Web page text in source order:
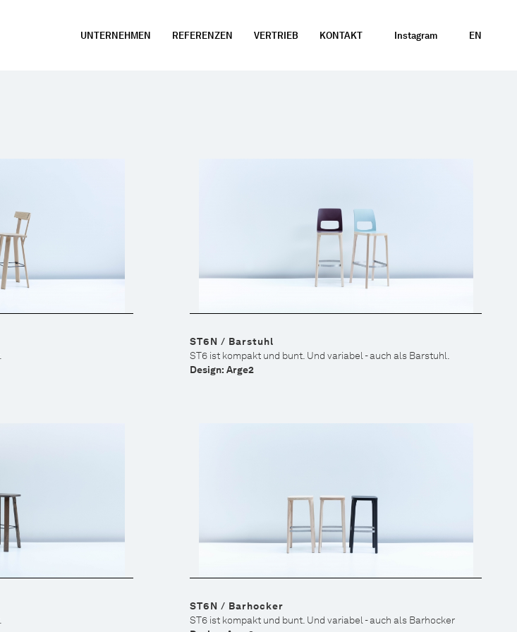
UNTERNEHMEN REFERENZEN VERTRIEB KONTAKT Instagram EN
ST6N / Barstuhl
ST6 ist kompakt und bunt. Und variabel - auch als Barstuhl.
Design: Arge2
ST6N / Barhocker
ST6 ist kompakt und bunt. Und variabel - auch als Barhocker